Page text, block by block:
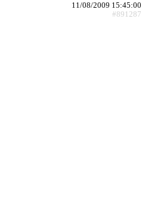
11/08/2009 15:45:00
#891287